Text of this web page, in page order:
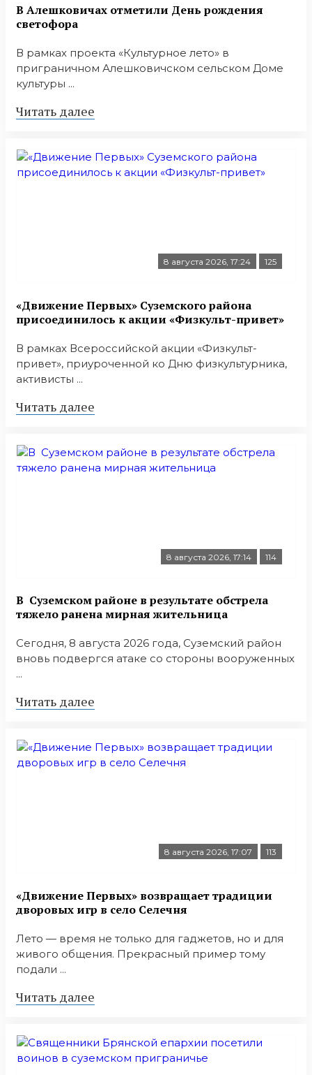
В Алешковичах отметили День рождения
светофора
В рамках проекта «Культурное лето» в
приграничном Алешковичском сельском Доме
культуры ...
Читать далее
8 августа 2026, 17:24 125
«Движение Первых» Суземского района
присоединилось к акции «Физкульт-привет»
В рамках Всероссийской акции «Физкульт-
привет», приуроченной ко Дню физкультурника,
активисты ...
Читать далее
8 августа 2026, 17:14 114
В Суземском районе в результате обстрела
тяжело ранена мирная жительница
Сегодня, 8 августа 2026 года, Суземский район
вновь подвергся атаке со стороны вооруженных
...
Читать далее
8 августа 2026, 17:07 113
«Движение Первых» возвращает традиции
дворовых игр в село Селечня
Лето — время не только для гаджетов, но и для
живого общения. Прекрасный пример тому
подали ...
Читать далее